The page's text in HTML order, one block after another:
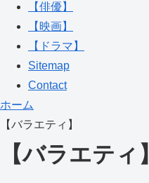
【俳優】
【映画】
【ドラマ】
Sitemap
Contact
ホーム
【バラエティ】
【バラエティ】